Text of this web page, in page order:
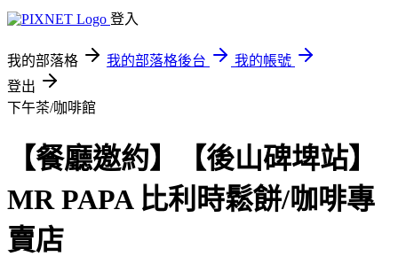
登入
我的部落格 我的部落格後台
我的帳號
登出
下午茶/咖啡館
【餐廳邀約】【後山碑埤站】
MR PAPA 比利時鬆餅/咖啡專
賣店